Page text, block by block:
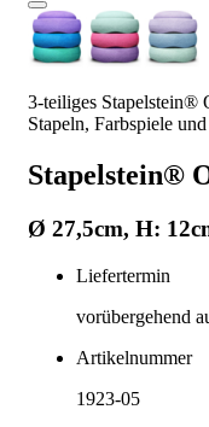
3-teiliges Stapelstein®
Stapeln, Farbspiele
Stapelstein®
Ø 27,5cm, H:
Liefertermin
vorübergehend
Artikelnummer
1923-05